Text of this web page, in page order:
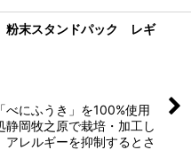
粉末スタンドパック レギ
べにふうき」を100%使用
静岡牧之原で栽培・加工し
アレルギーを抑制するとさ